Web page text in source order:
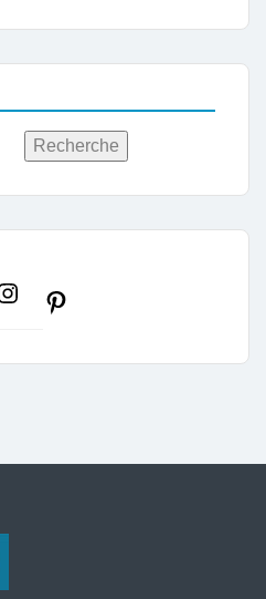
Recherche